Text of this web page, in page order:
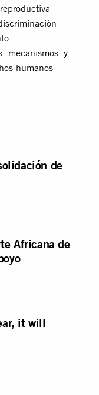
mecanismos y
humanos
de
Africana de
it will